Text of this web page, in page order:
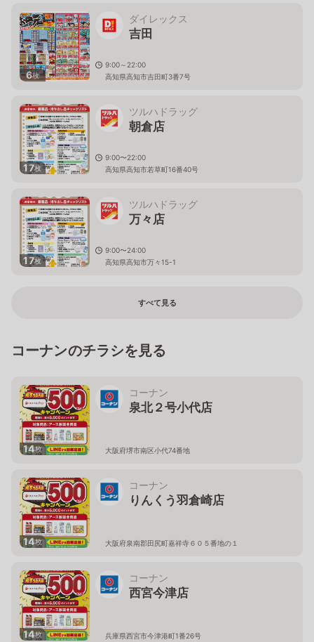
6枚
ダイレックス
吉田
9:00～22:00
高知県高知市吉田町3番7号
17枚
ツルハドラッグ
朝倉店
9:00〜22:00
高知県高知市若草町16番40号
17枚
ツルハドラッグ
万々店
9:00〜24:00
高知県高知市万々15-1
すべて見る
コーナンのチラシを見る
14枚
コーナン
泉北２号小代店
大阪府堺市南区小代74番地
14枚
コーナン
りんくう羽倉崎店
大阪府泉南郡田尻町嘉祥寺６０５番地の１
14枚
コーナン
西宮今津店
兵庫県西宮市今津港町1番26号